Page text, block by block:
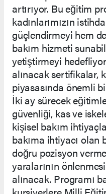
artırıyor. Bu eğitim
kadınlarımızın
güçlendirmeyi hem
bakım hizmeti
yetiştirmeyi
alınacak sertifikalar,
piyasasında önemli
İki ay sürecek
güvenliği, kas ve
kişisel bakım
bakıma ihtiyacı olan
doğru pozisyon
yaralarının
alınacak. Programı